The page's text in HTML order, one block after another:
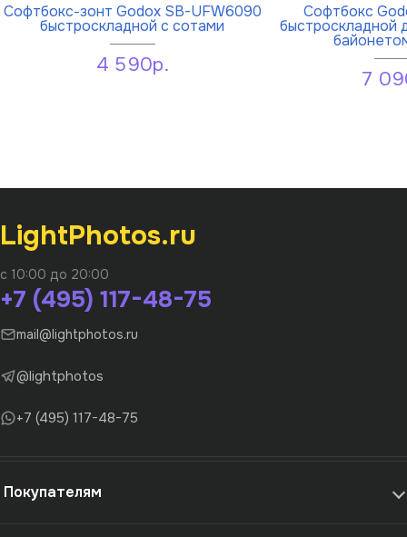
Софтбокс-зонт Godox SB-UFW6090
быстроскладной с сотами
4 590р.
Софтбокс
быстроскладной
7
LightPhotos.ru
с 10:00 до 20:00
+7 (495) 117-48-75
mail@lightphotos.ru
@lightphotos
+7 (495) 117-48-75
Покупателям